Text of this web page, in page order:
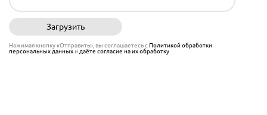
Загрузить
Нажимая кнопку «Отправить», вы соглашаетесь сПолитикой обработки
персональных данныхи даёте согласие на их обработку